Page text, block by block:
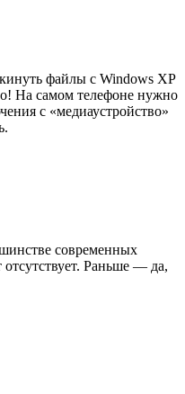
файлы с Windows XP
На самом телефоне нужно
с «медиаустройство»
современных
отсутствует. Раньше — да,